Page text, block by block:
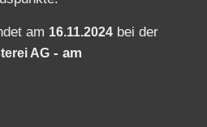
am 16.11.2024 bei der
AG - am